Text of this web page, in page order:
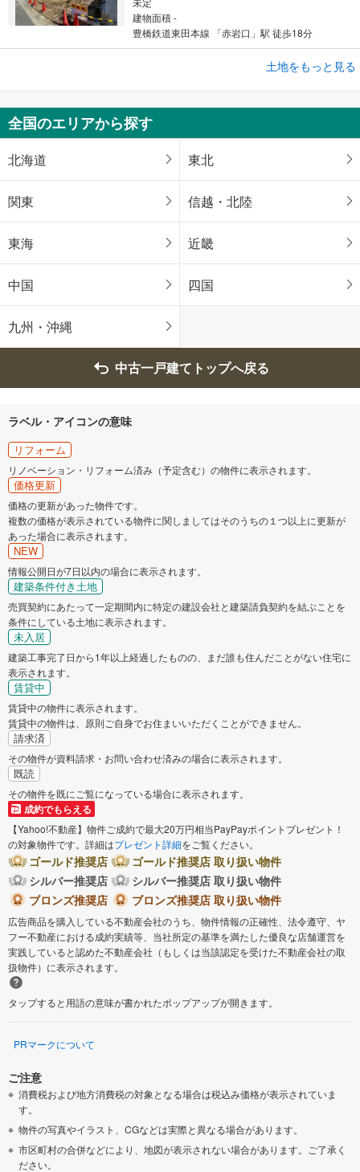
建物面積 -
豊橋鉄道東田本線 「赤岩口」駅 徒歩18分
600万円
未定
建物面積 -
総武本線 「飯倉」駅から1040m
土地をもっと見る
全国のエリアから探す
北海道 東北
関東 信越・北陸
東海 近畿
中国 四国
九州・沖縄
中古一戸建てトップへ戻る
ラベル・アイコンの意味
リフォーム
リノベーション・リフォーム済み（予定含む）の物件に表示されます。
価格更新
価格の更新があった物件です。
複数の価格が表示されている物件に関しましてはそのうちの１つ以上に更新が
あった場合に表示されます。
NEW
情報公開日が7日以内の場合に表示されます。
建築条件付き土地
売買契約にあたって一定期間内に特定の建設会社と建築請負契約を結ぶことを
条件にしている土地に表示されます。
未入居
建築工事完了日から1年以上経過したものの、まだ誰も住んだことがない住宅に
表示されます。
賃貸中
賃貸中の物件に表示されます。
賃貸中の物件は、原則ご自身でお住まいいただくことができません。
請求済
その物件が資料請求・お問い合わせ済みの場合に表示されます。
既読
その物件を既にご覧になっている場合に表示されます。
成約でもらえる
【Yahoo!不動産】物件ご成約で最大20万円相当PayPayポイントプレゼント！
の対象物件です。詳細はプレゼント詳細をご覧ください。
ゴールド推奨店
ゴールド推奨店 取り扱い物件
シルバー推奨店
シルバー推奨店 取り扱い物件
ブロンズ推奨店
ブロンズ推奨店 取り扱い物件
広告商品を購入している不動産会社のうち、物件情報の正確性、法令遵守、ヤ
フー不動産における成約実績等、当社所定の基準を満たした優良な店舗運営を
実践していると認めた不動産会社（もしくは当該認定を受けた不動産会社の取
扱物件）に表示されます。
タップすると用語の意味が書かれたポップアップが開きます。
PRマークについて
ご注意
消費税および地方消費税の対象となる場合は税込み価格が表示されていま
す。
物件の写真やイラスト、CGなどは実際と異なる場合があります。
市区町村の合併などにより、地図が表示されない場合があります。ご了承く
ださい。